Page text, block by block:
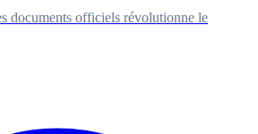
documents officiels révolutionne le